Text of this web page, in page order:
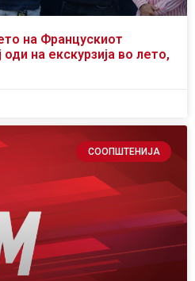
на Францускиот
на екскурзија во лето,
СООПШТЕНИЈА